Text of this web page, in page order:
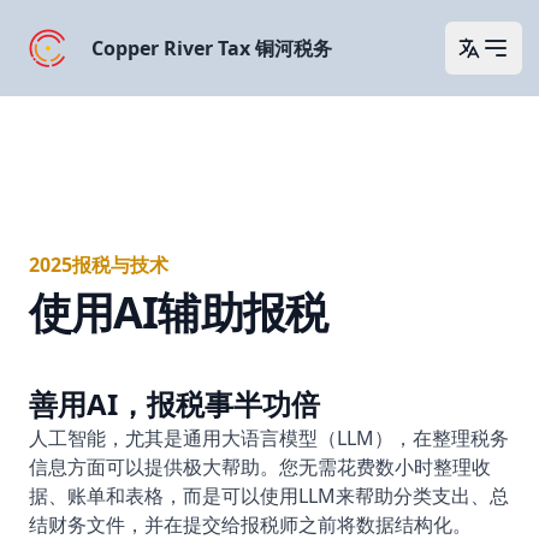
Copper River Tax 铜河税务
2025报税与技术
使用AI辅助报税
善用AI，报税事半功倍
人工智能，尤其是通用大语言模型（LLM），在整理税务
信息方面可以提供极大帮助。您无需花费数小时整理收
据、账单和表格，而是可以使用LLM来帮助分类支出、总
结财务文件，并在提交给报税师之前将数据结构化。